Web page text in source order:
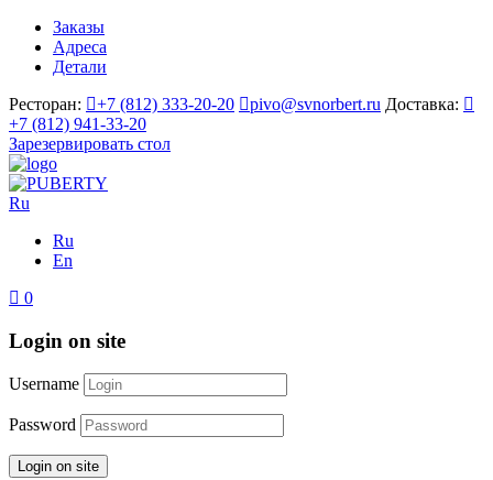
Заказы
Адреса
Детали
Ресторан:
+7 (812) 333-20-20 pivo@svnorbert.ru Доставка:
+7 (812) 941-33-20
Зарезервировать стол
Ru
Ru
En
0
Login on site
Username
Password
Login on site